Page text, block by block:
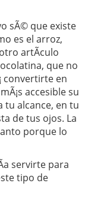
sÃ© que existe
es el arroz,
artÃ­culo
que no
convertirte en
accesible su
tu alcance, en tu
de tus ojos. La
porque lo
servirte para
tipo de